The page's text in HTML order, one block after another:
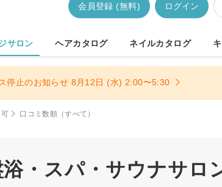
ログイン
会員登録 (無料)
サロン ヘアカタログ ネイルカタログ
停止のお知らせ 8月12日 (水) 2:00〜5:30
口コミ数順（すべて）
・スパ・サウナサロ